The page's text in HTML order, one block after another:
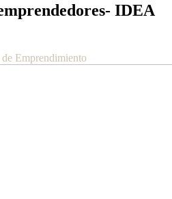
IDEA
Emprendimiento